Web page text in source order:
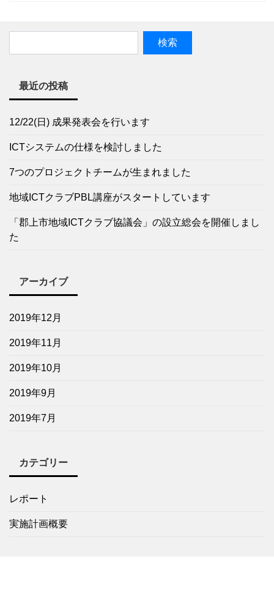
最近の投稿
12/22(日) 成果発表会を行います
ICTシステムの仕様を検討しました
7つのプロジェクトチームが生まれました
地域ICTクラブPBL講座がスタートしています
「郡上市地域ICTクラブ協議会」の設立総会を開催しまし
た
アーカイブ
2019年12月
2019年11月
2019年10月
2019年9月
2019年7月
カテゴリー
レポート
実施計画概要